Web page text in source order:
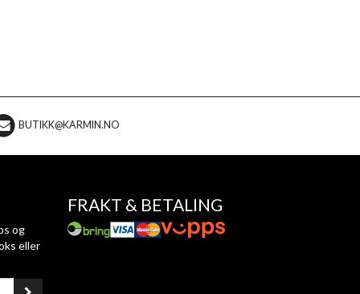
BUTIKK@KARMIN.NO
og
eller
FRAKT & BETALING